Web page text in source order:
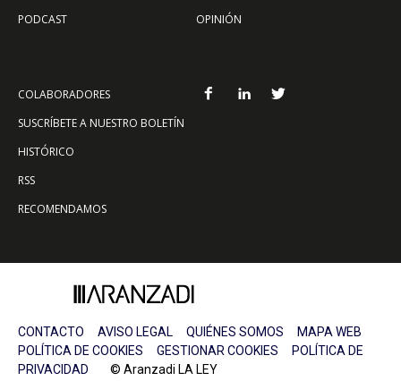
PODCAST
OPINIÓN
COLABORADORES
SUSCRÍBETE A NUESTRO BOLETÍN
HISTÓRICO
RSS
RECOMENDAMOS
CONTACTO AVISO LEGAL QUIÉNES SOMOS
MAPA WEB
POLÍTICA DE COOKIES
GESTIONAR COOKIES
POLÍTICA DE
PRIVACIDAD © Aranzadi LA LEY